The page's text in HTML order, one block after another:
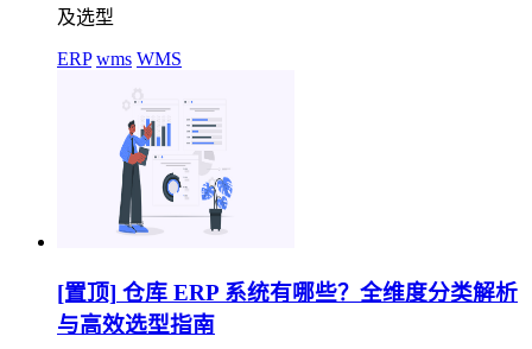
及选型
ERP wms WMS
[置顶] 仓库 ERP 系统有哪些？全维度分类解析
与高效选型指南